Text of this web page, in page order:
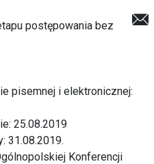
postępowania bez
pisemnej i elektronicznej:
25.08.2019
31.08.2019.
Konferencji